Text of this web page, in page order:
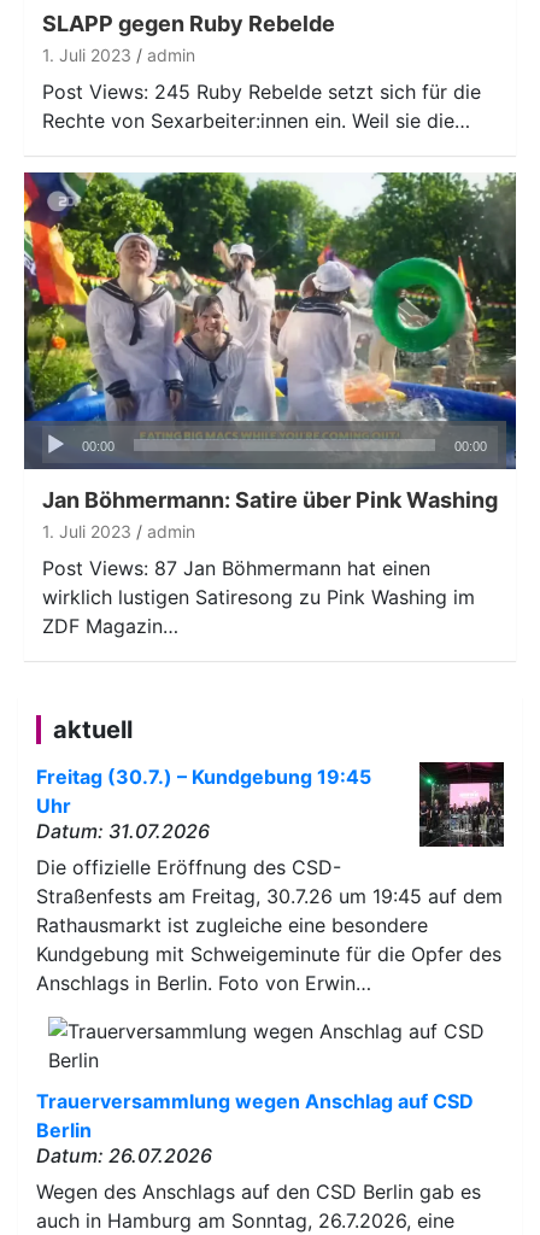
SLAPP gegen Ruby Rebelde
1. Juli 2023 admin
Post Views: 245 Ruby Rebelde setzt sich für die
Rechte von Sexarbeiter:innen ein. Weil sie die…
Audio-
Player
00:00 00:00
Jan Böhmermann: Satire über Pink Washing
1. Juli 2023 admin
Post Views: 87 Jan Böhmermann hat einen
wirklich lustigen Satiresong zu Pink Washing im
ZDF Magazin…
aktuell
Freitag (30.7.) – Kundgebung 19:45
Uhr
Datum: 31.07.2026
Die offizielle Eröffnung des CSD-
Straßenfests am Freitag, 30.7.26 um 19:45 auf dem
Rathausmarkt ist zugleiche eine besondere
Kundgebung mit Schweigeminute für die Opfer des
Anschlags in Berlin. Foto von Erwin…
Trauerversammlung wegen Anschlag auf CSD
Berlin
Datum: 26.07.2026
Wegen des Anschlags auf den CSD Berlin gab es
auch in Hamburg am Sonntag, 26.7.2026, eine